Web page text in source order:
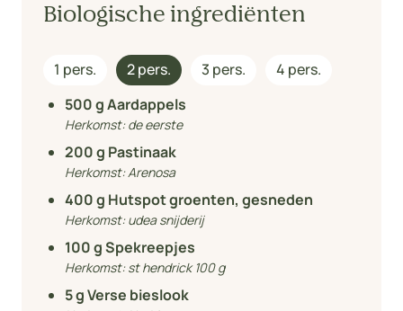
Biologische ingrediënten
1 pers. 2 pers. 3 pers.
4 pers.
500g Aardappels
Herkomst:de eerste
200g Pastinaak
Herkomst:Arenosa
400g Hutspot groenten, gesneden
Herkomst:udea snijderij
100g Spekreepjes
Herkomst:st hendrick 100 g
5g Verse bieslook